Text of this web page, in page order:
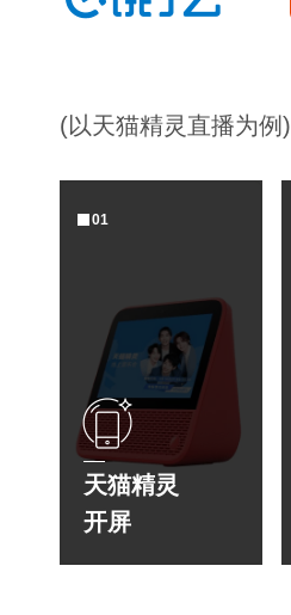
(以天猫精灵直播为例)
01
天猫精灵
开屏